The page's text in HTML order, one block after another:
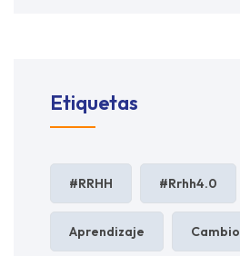
Etiquetas
#RRHH #rrhh4.0
Aprendizaje Cambio